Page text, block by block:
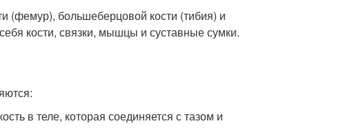
(фемур), большеберцовой кости (тибия) и
кости, связки, мышцы и суставные сумки.
в теле, которая соединяется с тазом и